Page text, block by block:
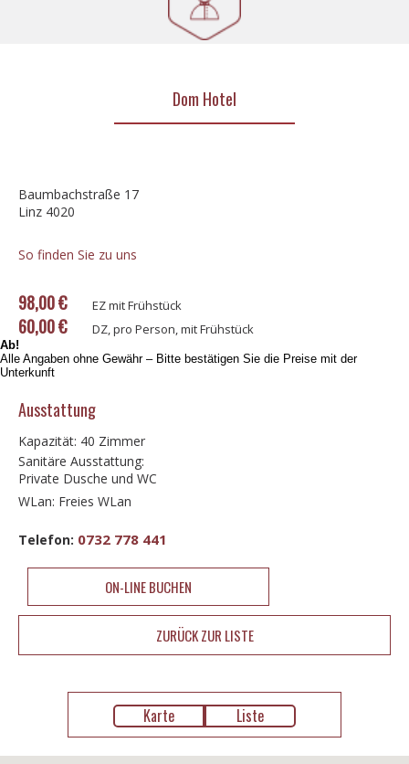
Dom Hotel
Baumbachstraße 17
Linz 4020
So finden Sie zu uns
98,00 € EZ mit Frühstück
60,00 € DZ, pro Person, mit Frühstück
Ab!
Alle Angaben ohne Gewähr – Bitte bestätigen Sie die Preise mit der
Unterkunft
Ausstattung
Kapazität: 40 Zimmer
Sanitäre Ausstattung:
Private Dusche und WC
WLan: Freies WLan
Telefon: 0732 778 441
ON-LINE BUCHEN
ZURÜCK ZUR LISTE
Karte Liste